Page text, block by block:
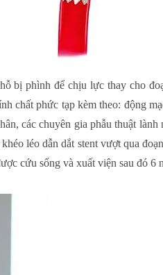
bị phình để chịu lực thay cho
chất phức tạp kèm theo: động
các chuyên gia phẫu thuật
léo dẫn dắt stent vượt qua
cứu sống và xuất viện sau đó 6